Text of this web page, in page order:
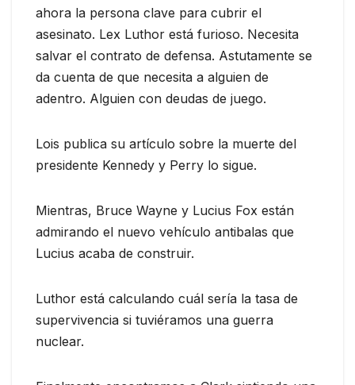
ahora la persona clave para cubrir el
asesinato. Lex Luthor está furioso. Necesita
salvar el contrato de defensa. Astutamente se
da cuenta de que necesita a alguien de
adentro. Alguien con deudas de juego.
Lois publica su artículo sobre la muerte del
presidente Kennedy y Perry lo sigue.
Mientras, Bruce Wayne y Lucius Fox están
admirando el nuevo vehículo antibalas que
Lucius acaba de construir.
Luthor está calculando cuál sería la tasa de
supervivencia si tuviéramos una guerra
nuclear.